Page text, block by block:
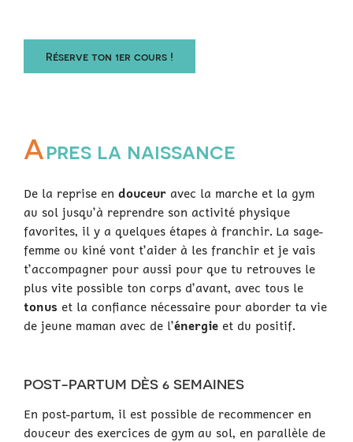
Réserve ton 1er cours !
Apres la naissance
De la reprise en douceur avec la marche et la gym
au sol jusqu’à reprendre son activité physique
favorites, il y a quelques étapes à franchir. La sage-
femme ou kiné vont t’aider à les franchir et je vais
t’accompagner pour aussi pour que tu retrouves le
plus vite possible ton corps d’avant, avec tous le
tonus et la confiance nécessaire pour aborder ta vie
de jeune maman avec de l’énergie et du positif.
POST-PARTUM DÈS 6 SEMAINES
En post-partum, il est possible de recommencer en
douceur des exercices de gym au sol, en parallèle de